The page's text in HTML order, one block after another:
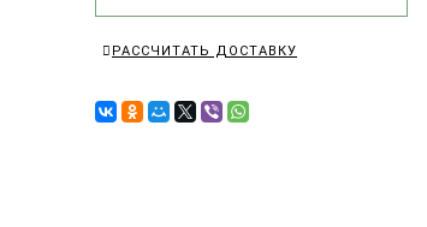
РАССЧИТАТЬ ДОСТАВКУ